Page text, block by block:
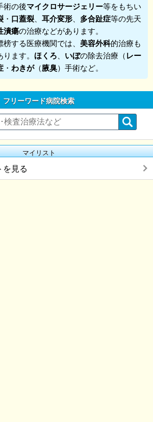
術の後マイクロサージェリー等をもちい
・ 口蓋裂 耳介変形 多合趾症等の先天
潰瘍の治療などがあります。
榜する医療機関では、 美容外科的治療も
ます。 ほくろ いぼの除去治療（レー
・ わきが（腋臭）手術など。
フリーワード病院検索
マイリスト
見る